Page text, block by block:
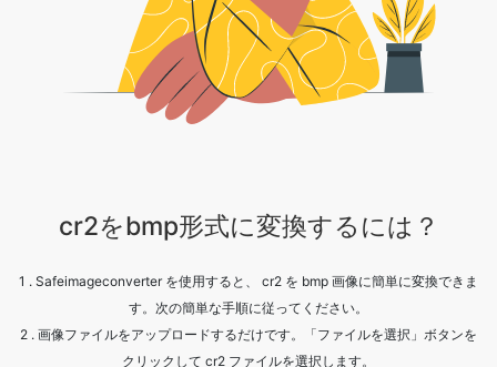
cr2をbmp形式に変換するには？
す。次の簡単な手順に従ってください。
2 . 画像ファイルをアップロードするだけです。「ファイルを選択」ボタンを
3 . [変換] をクリックします。
4 . 処理が完了するまで待ちます。
5 . [ダウンロード] ボタンをクリックして、変換されたファイルを取得しま